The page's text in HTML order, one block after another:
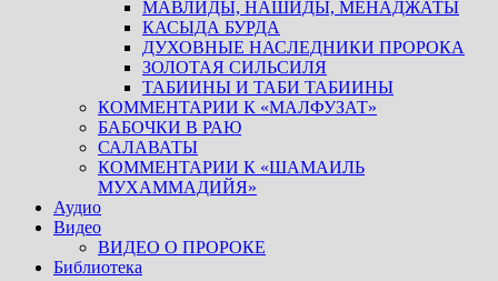
МАВЛИДЫ, НАШИДЫ, МЕНАДЖАТЫ
КАСЫДА БУРДА
ДУХОВНЫЕ НАСЛЕДНИКИ ПРОРОКА
ЗОЛОТАЯ СИЛЬСИЛЯ
ТАБИИНЫ И ТАБИ ТАБИИНЫ
КОММЕНТАРИИ К «МАЛФУЗАТ»
БАБОЧКИ В РАЮ
САЛАВАТЫ
КОММЕНТАРИИ К «ШАМАИЛЬ
МУХАММАДИЙЯ»
Аудио
Видео
ВИДЕО О ПРОРОКЕ
Библиотека